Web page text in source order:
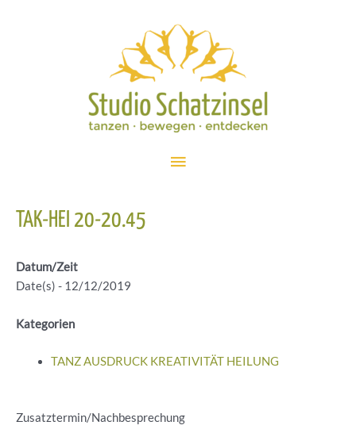
Hauptmenü
TAK-HEI 20-20.45
Datum/Zeit
Date(s) - 12/12/2019
Kategorien
TANZ AUSDRUCK KREATIVITÄT HEILUNG
Zusatztermin/Nachbesprechung